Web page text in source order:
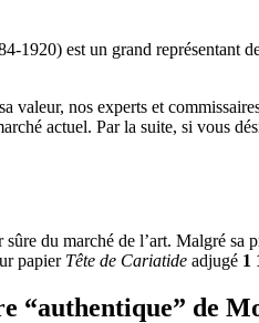
est un grand représentant
nos experts et
actuel. Par la suite, si vous
du marché de l’art. Malgré sa
papier Tête de Cariatide adjugé 1
“authentique” de